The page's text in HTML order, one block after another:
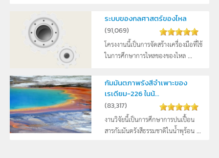
ระบบของกลศาสตร์ของไหล
(91,069)
โครงงานนี้เป็นการจัดสร้างเครื่องมือที่ใช้
ในการศึกษาการไหลของของไหล ...
กัมมันตภาพรังสีจำเพาะของ
เรเดียม-226 ในน้...
(83,317)
งานวิจัยนี้เป็นการศึกษาการปนเปื้อน
สารกัมมันตรังสีธรรมชาติในน้ำพุร้อน ...